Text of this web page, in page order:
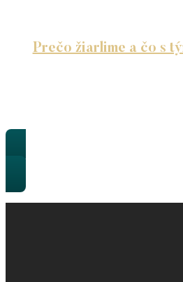
Všetky články
Prečo žiarlime a čo s